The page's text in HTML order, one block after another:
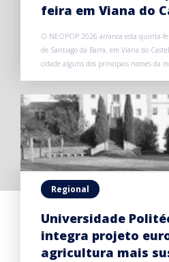
feira em Viana do
O NEOPOP 2026 arranca esta quinta-
de Santiago da Barra, em Viana do
cidade alguns dos principais nomes da
Regional
Universidade
integra projeto
agricultura mais